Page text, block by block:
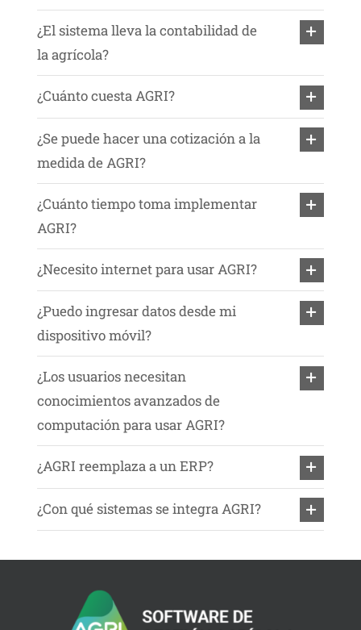
¿El sistema lleva la contabilidad de
la agrícola?
¿Cuánto cuesta AGRI?
¿Se puede hacer una cotización a la
medida de AGRI?
¿Cuánto tiempo toma implementar
AGRI?
¿Necesito internet para usar AGRI?
¿Puedo ingresar datos desde mi
dispositivo móvil?
¿Los usuarios necesitan
conocimientos avanzados de
computación para usar AGRI?
¿AGRI reemplaza a un ERP?
¿Con qué sistemas se integra AGRI?